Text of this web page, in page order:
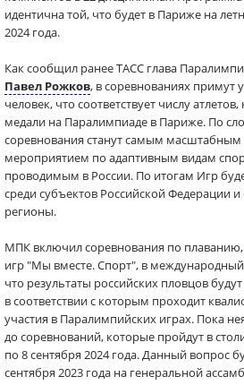
идентична той, что будет в Париже на
2024 года.
Как сообщил ранее ТАСС глава
Павел Рожков, в соревнованиях примут
человек, что соответствует числу
медали на Паралимпиаде в Париже. По
соревнования станут самым
мероприятием по адаптивным видам
проводимым в России. По итогам Игр
среди субъектов Российской Федерации
регионы.
МПК включил соревнования по
игр "Мы вместе. Спорт", в международный
что результаты российских пловцов
в соответствии с которым проходит
участия в Паралимпийских играх. Пока
до соревнований, которые пройдут в
по 8 сентября 2024 года. Данный вопрос
сентября 2023 года на генеральной